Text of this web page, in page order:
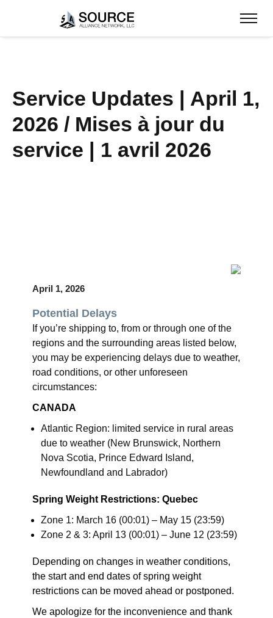
Service Updates | April 1,
2026 / Mises à jour du
service | 1 avril 2026
April 1, 2026
Potential Delays
If you’re shipping to, from or through one of the
regions and the surrounding areas listed below,
you may be experiencing delays due to weather,
road conditions, or other unforeseen
circumstances:
CANADA
Atlantic Region: limited service in rural areas
due to weather (New Brunswick, Northern
Nova Scotia, Prince Edward Island,
Newfoundland and Labrador)
Spring Weight Restrictions: Quebec
Zone 1: March 16 (00:01) – May 15 (23:59)
Zone 2 & 3: April 13 (00:01) – June 12 (23:59)
Depending on changes in weather conditions,
the start and end dates of spring weight
restrictions can be moved ahead or postponed.
We apologize for the inconvenience and thank